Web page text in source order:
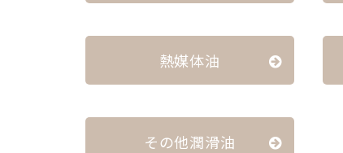
熱媒体油
その他潤滑油